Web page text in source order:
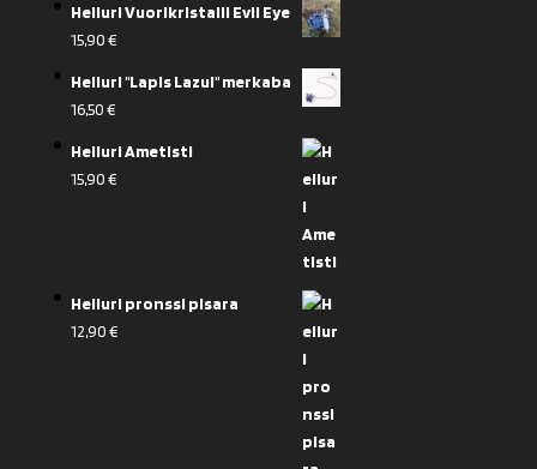
Heiluri Vuorikristalli Evil Eye
15,90€
Heiluri "Lapis Lazul" merkaba
16,50€
Heiluri Ametisti
15,90€
Heiluri pronssi pisara
12,90€